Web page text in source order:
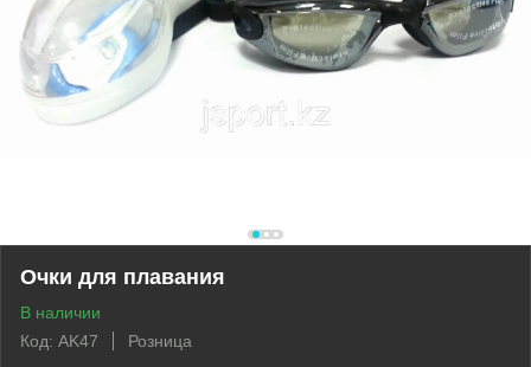
Очки для плавания
В наличии
Код: AK47
Розница